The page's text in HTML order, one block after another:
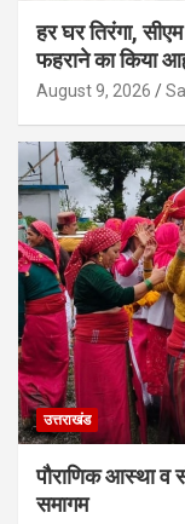
हर घर तिरंगा,
फहराने का किया
August 9, 2026
उत्तराखंड
पौराणिक आस्था व
समागम